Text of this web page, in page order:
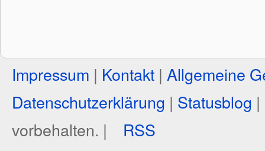
Impressum | Kontakt | Allgemeine
Datenschutzerklärung | Statusblog |
vorbehalten. |
RSS